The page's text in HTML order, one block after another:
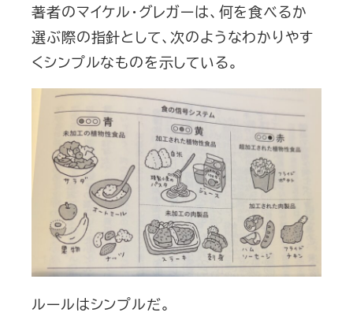
著者のマイケル・グレガーは、何を食べるか
選ぶ際の指針として、次のようなわかりやす
くシンプルなものを示している。
ルールはシンプルだ。